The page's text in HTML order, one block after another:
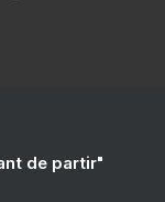
de partir"